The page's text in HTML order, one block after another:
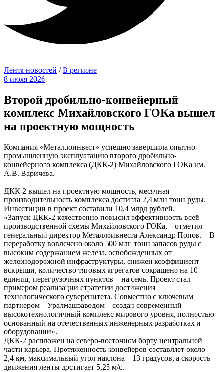
Лента новостей /В регионе
8 июля 2026
Второй дробильно-конвейерный
комплекс Михайловского ГОКа вышел
на проектную мощность
Компания «Металлоинвест» успешно завершила опытно-
промышленную эксплуатацию второго дробильно-
конвейерного комплекса (ДКК-2) Михайловского ГОКа им.
А.В. Варичева.
ДКК-2 вышел на проектную мощность, месячная
производительность комплекса достигла 2,4 млн тонн руды.
Инвестиции в проект составили 10,4 млрд рублей.
«Запуск ДКК-2 качественно повысил эффективность всей
производственной схемы Михайловского ГОКа, – отметил
генеральный директор Металлоивнеста Александр Попов. – В
переработку вовлечено около 500 млн тонн запасов руды с
высоким содержанием железа, освобожденных от
железнодорожной инфраструктуры, снижен коэффициент
вскрыши, количество тяговых агрегатов сокращено на 10
единиц, перегрузочных пунктов – на семь. Проект стал
примером реализации стратегии достижения
технологического суверенитета. Совместно с ключевым
партнером – Уралмашзаводом – создан современный
высокотехнологичный комплекс мирового уровня, полностью
основанный на отечественных инженерных разработках и
оборудовании».
ДКК-2 распложен на северо-восточном борту центральной
части карьера. Протяженность конвейеров составляет около
2,4 км, максимальный угол наклона – 13 градусов, а скорость
движения ленты достигает 5,25 м/с.